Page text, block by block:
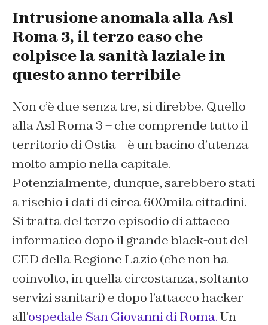
Intrusione anomala alla Asl
Roma 3, il terzo caso che
colpisce la sanità laziale in
questo anno terribile
Non c’è due senza tre, si direbbe. Quello
alla Asl Roma 3 – che comprende tutto il
territorio di Ostia – è un bacino d’utenza
molto ampio nella capitale.
Potenzialmente, dunque, sarebbero stati
a rischio i dati di circa 600mila cittadini.
Si tratta del terzo episodio di attacco
informatico dopo il grande black-out del
CED della Regione Lazio (che non ha
coinvolto, in quella circostanza, soltanto
servizi sanitari) e dopo l’attacco hacker
all’ospedale San Giovanni di Roma.Un